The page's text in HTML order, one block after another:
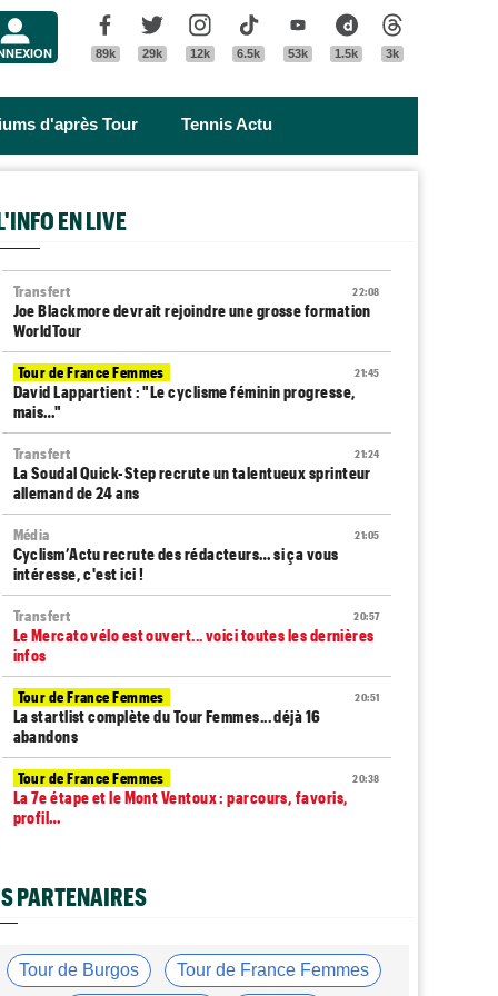
Facebook
89k
Twitter
29k
Instagram
12k
Tik Tok
6.5k
Youtube
53k
Dailymotion
1.5k 3k
d'après Tour Tennis Actu
EN LIVE
22:08
Transfert
Joe Blackmore devrait rejoindre une grosse formation
WorldTour
21:45
Tour de France Femmes
David Lappartient : "Le cyclisme féminin progresse,
mais…"
21:24
Transfert
La Soudal Quick-Step recrute un talentueux sprinteur
allemand de 24 ans
21:05
Média
Cyclism’Actu recrute des rédacteurs… si ça vous
intéresse, c'est ici !
20:57
Transfert
Le Mercato vélo est ouvert... voici toutes les dernières
infos
20:51
Tour de France Femmes
La startlist complète du Tour Femmes... déjà 16
abandons
20:38
Tour de France Femmes
La 7e étape et le Mont Ventoux : parcours, favoris,
profil…
Tour de Pologne
longtemps"
PARTENAIRES
Tour de Burgos Tour de France Femmes